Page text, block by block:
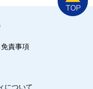
責事項
について